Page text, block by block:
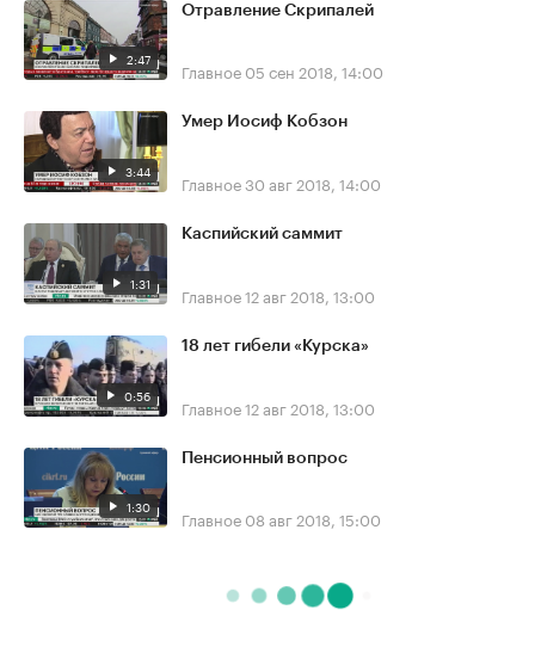
2:47
Отравление Скрипалей
Главное 05 сен 2018, 14:00
3:44
Умер Иосиф Кобзон
Главное30 авг 2018, 14:00
1:31
Каспийский саммит
Главное12 авг 2018, 13:00
0:56
18 лет гибели «Курска»
Главное12 авг 2018, 13:00
1:30
Пенсионный вопрос
Главное 08 авг 2018, 15:00